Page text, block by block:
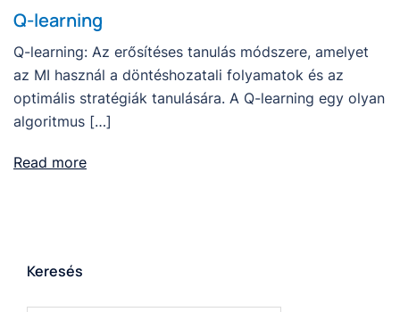
Q-learning
Q-learning: Az erősítéses tanulás módszere, amelyet
az MI használ a döntéshozatali folyamatok és az
optimális stratégiák tanulására. A Q-learning egy olyan
algoritmus […]
Read more
Keresés